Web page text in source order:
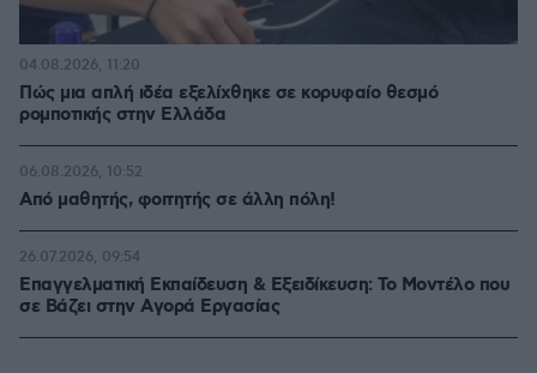
Πώς μια απλή ιδέα εξελίχθηκε σε κορυφαίο θεσμό
ρομποτικής στην Ελλάδα
04.08.2026, 11:20
Από μαθητής, φοιτητής σε άλλη πόλη!
06.08.2026, 10:52
Επαγγελματική Εκπαίδευση & Εξειδίκευση: Το Mοντέλο που
σε Bάζει στην Aγορά Eργασίας
26.07.2026, 09:54